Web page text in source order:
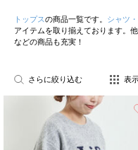
トップスの商品一覧です。 シャツ
アイテムを取り揃えております。
などの商品も充実！
さらに絞り込む 表